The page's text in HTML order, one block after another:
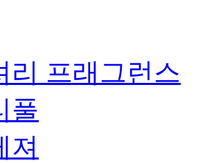
리 프래그런스
풀
져